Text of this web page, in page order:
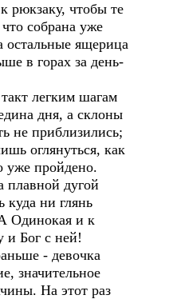
рюкзаку, чтобы те
собрана уже
остальные ящерица
в горах за день-
легким шагам
дня, а склоны
не приблизились;
оглянуться, как
уже пройдено.
плавной дугой
куда ни глянь
Одинокая и к
и Бог с ней!
- девочка
значительное
На этот раз